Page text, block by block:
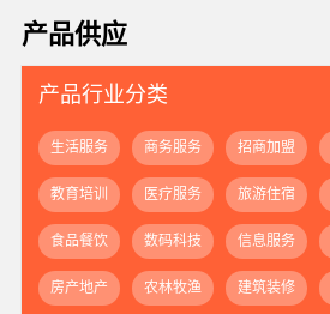
产品供应
产品行业分类
生活服务 商务服务 招商加盟
教育培训 医疗服务 旅游住宿
食品餐饮 数码科技 信息服务
房产地产 农林牧渔 建筑装修